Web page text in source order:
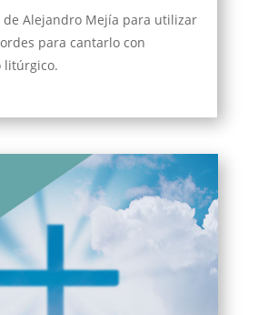
Alejandro Mejía para utilizar
para cantarlo con
litúrgico.